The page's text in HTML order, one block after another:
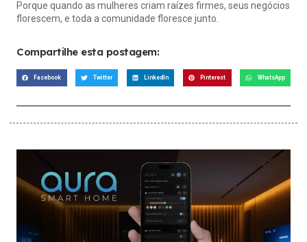
Porque quando as mulheres criam raízes firmes, seus negócios
florescem, e toda a comunidade floresce junto.
Compartilhe esta postagem:
Facebook Twitter LinkedIn Pinterest WhatsApp